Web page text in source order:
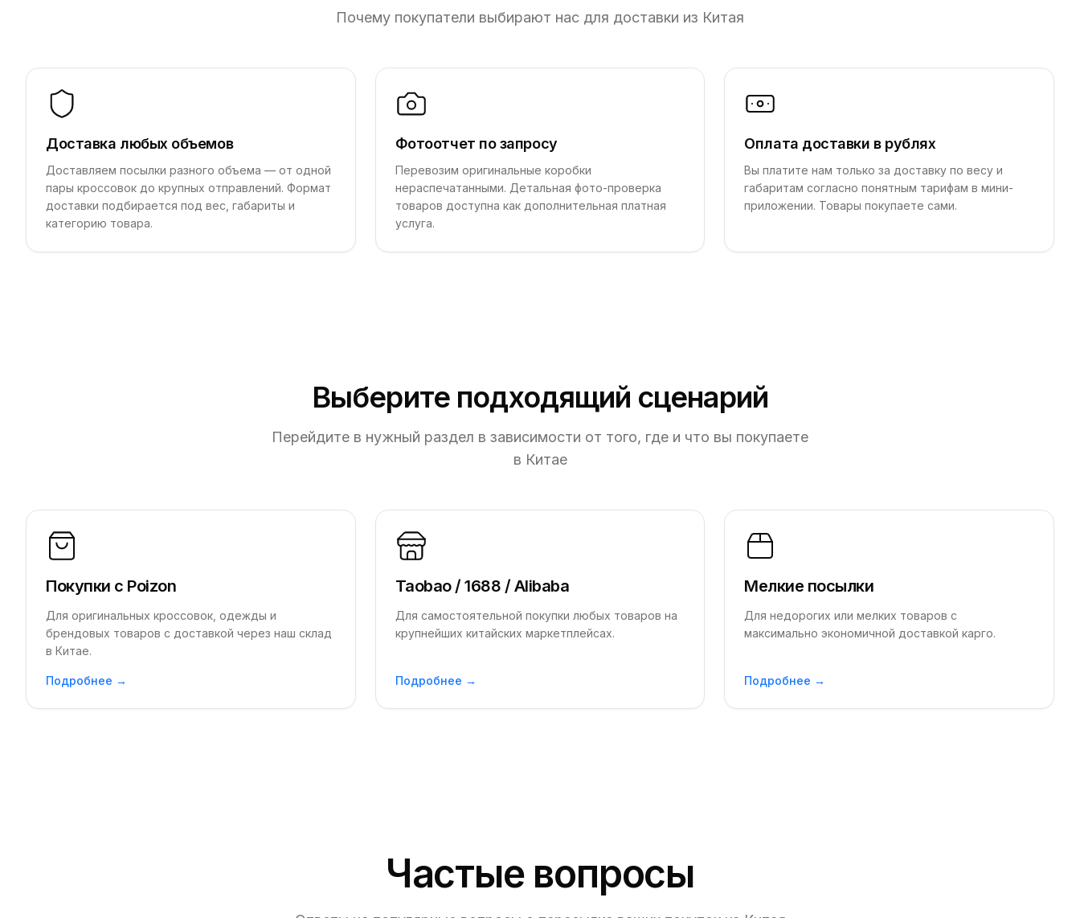
Почему покупатели выбирают нас для доставки из Китая
Доставка любых объемов
Доставляем посылки разного объема — от одной
пары кроссовок до крупных отправлений. Формат
доставки подбирается под вес, габариты и
категорию товара.
Фотоотчет по запросу
Перевозим оригинальные коробки
нераспечатанными. Детальная фото-проверка
товаров доступна как дополнительная платная
услуга.
Оплата доставки в рублях
Вы платите нам только за доставку по весу и
габаритам согласно понятным тарифам в мини-
приложении. Товары покупаете сами.
Выберите подходящий сценарий
Перейдите в нужный раздел в зависимости от того, где и что вы покупаете
в Китае
Покупки с Poizon
Для оригинальных кроссовок, одежды и
брендовых товаров с доставкой через наш склад
в Китае.
Подробнее →
Taobao / 1688 / Alibaba
Для самостоятельной покупки любых товаров на
крупнейших китайских маркетплейсах.
Подробнее →
Мелкие посылки
Для недорогих или мелких товаров с
максимально экономичной доставкой карго.
Подробнее →
Частые вопросы